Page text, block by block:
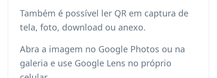
Também é possível ler QR em captura de
tela, foto, download ou anexo.
Abra a imagem no Google Photos ou na
galeria e use Google Lens no próprio